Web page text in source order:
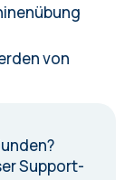
von
Support-